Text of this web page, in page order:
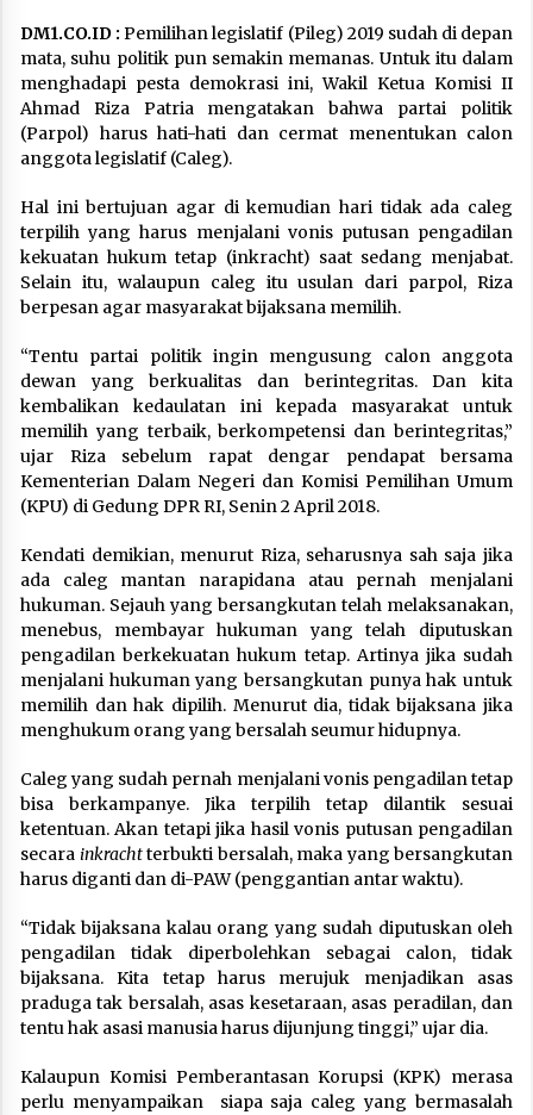
DM1.CO.ID : Pemilihan legislatif (Pileg) 2019 sudah di depan
mata, suhu politik pun semakin memanas. Untuk itu dalam
menghadapi pesta demokrasi ini, Wakil Ketua Komisi II
Ahmad Riza Patria mengatakan bahwa partai politik
(Parpol) harus hati-hati dan cermat menentukan calon
anggota legislatif (Caleg).
Hal ini bertujuan agar di kemudian hari tidak ada caleg
terpilih yang harus menjalani vonis putusan pengadilan
kekuatan hukum tetap (inkracht) saat sedang menjabat.
Selain itu, walaupun caleg itu usulan dari parpol, Riza
berpesan agar masyarakat bijaksana memilih.
“Tentu partai politik ingin mengusung calon anggota
dewan yang berkualitas dan berintegritas. Dan kita
kembalikan kedaulatan ini kepada masyarakat untuk
memilih yang terbaik, berkompetensi dan berintegritas,”
ujar Riza sebelum rapat dengar pendapat bersama
Kementerian Dalam Negeri dan Komisi Pemilihan Umum
(KPU) di Gedung DPR RI, Senin 2 April 2018.
Kendati demikian, menurut Riza, seharusnya sah saja jika
ada caleg mantan narapidana atau pernah menjalani
hukuman. Sejauh yang bersangkutan telah melaksanakan,
menebus, membayar hukuman yang telah diputuskan
pengadilan berkekuatan hukum tetap. Artinya jika sudah
menjalani hukuman yang bersangkutan punya hak untuk
memilih dan hak dipilih. Menurut dia, tidak bijaksana jika
menghukum orang yang bersalah seumur hidupnya.
Caleg yang sudah pernah menjalani vonis pengadilan tetap
bisa berkampanye. Jika terpilih tetap dilantik sesuai
ketentuan. Akan tetapi jika hasil vonis putusan pengadilan
secara inkrachtterbukti bersalah, maka yang bersangkutan
harus diganti dan di-PAW (penggantian antar waktu).
“Tidak bijaksana kalau orang yang sudah diputuskan oleh
pengadilan tidak diperbolehkan sebagai calon, tidak
bijaksana. Kita tetap harus merujuk menjadikan asas
praduga tak bersalah, asas kesetaraan, asas peradilan, dan
tentu hak asasi manusia harus dijunjung tinggi,” ujar dia.
Kalaupun Komisi Pemberantasan Korupsi (KPK) merasa
perlu menyampaikan siapa saja caleg yang bermasalah